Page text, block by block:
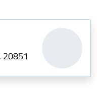
20851